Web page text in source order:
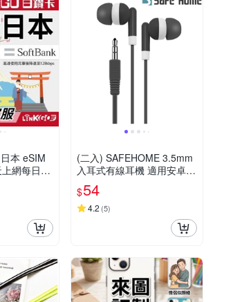
本 eSIM
網每日1
大阪 福
(二入) SAFEHOME 3.5mm
入耳式有線耳機 適用安卓手
機/電腦/MP3/MP4 (不帶
麥、不可通話，僅能聽音樂)
EH3501
$54
4.2 (5)